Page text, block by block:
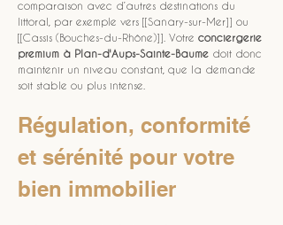
comparaison avec d’autres destinations du
littoral, par exemple vers [[Sanary-sur-Mer]] ou
[[Cassis (Bouches-du-Rhône)]]. Votre conciergerie
premium à Plan-d'Aups-Sainte-Baume doit donc
maintenir un niveau constant, que la demande
soit stable ou plus intense.
Régulation, conformité
et sérénité pour votre
bien immobilier